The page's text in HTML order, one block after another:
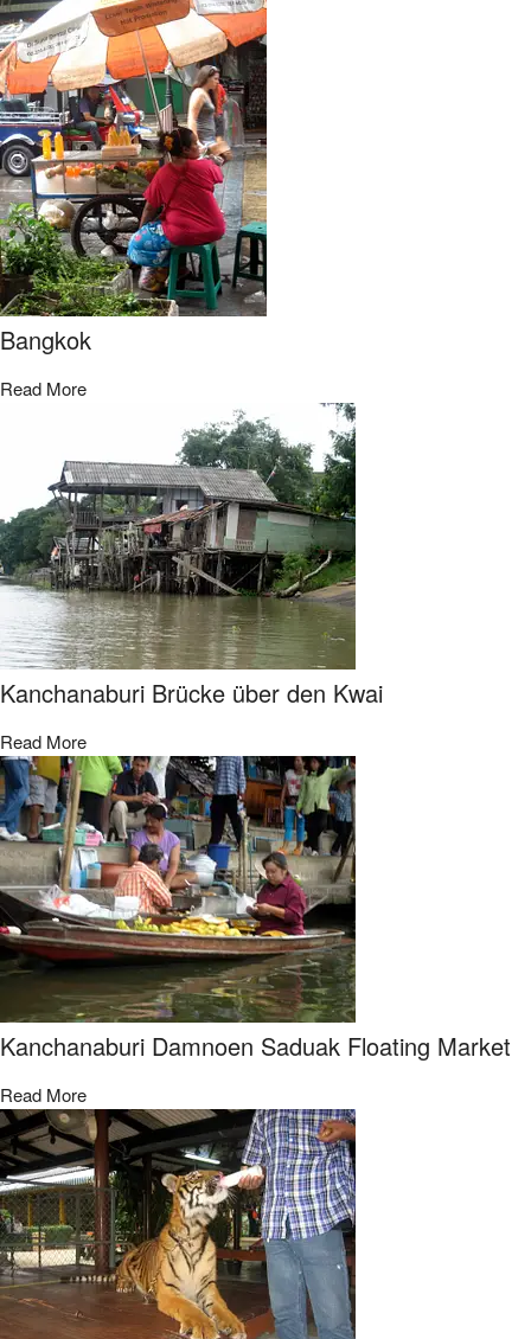
Bangkok
Read More
Kanchanaburi Brücke über den Kwai
Read More
Kanchanaburi Damnoen Saduak Floating Market​
Read More